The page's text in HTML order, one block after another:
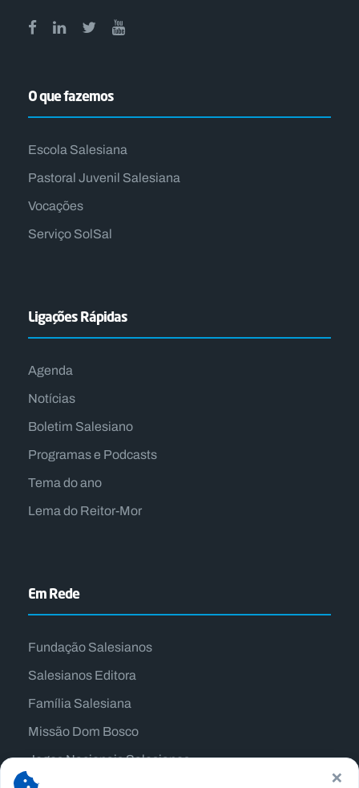
O que fazemos
Escola Salesiana
Pastoral Juvenil Salesiana
Vocações
Serviço SolSal
Ligações Rápidas
Agenda
Notícias
Boletim Salesiano
Programas e Podcasts
Tema do ano
Lema do Reitor-Mor
Em Rede
Fundação Salesianos
Salesianos Editora
Família Salesiana
Missão Dom Bosco
Jogos Nacionais Salesianos
×